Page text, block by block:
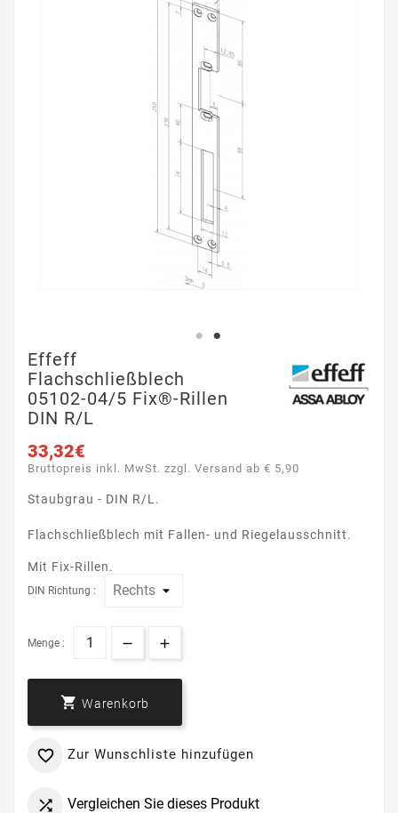
Effeff
Flachschließblech
05102-04/5 Fix®-Rillen
DIN R/L
33,32€
Bruttopreis inkl. MwSt. zzgl. Versand ab € 5,90
Staubgrau - DIN R/L.
Flachschließblech mit Fallen- und Riegelausschnitt.
Mit Fix-Rillen.
DIN Richtung :
Menge :
 Warenkorb
 Zur Wunschliste hinzufügen
 Vergleichen Sie dieses Produkt